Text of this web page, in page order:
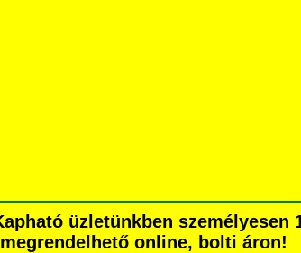
üzletünkben személyesen
online, bolti áron!